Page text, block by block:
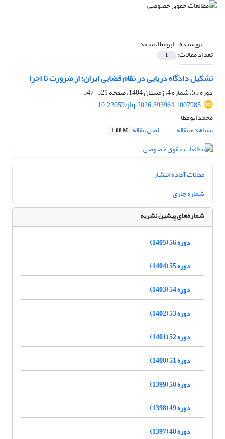
نویسنده =ابوعطا، محمد
تعداد مقالات: 1
تشکیل دادگاه دریایی در نظام قضایی ایران؛ از ضرورت تا اجرا
دوره 55، شماره 4، زمستان 1404، صفحه
521-547
10.22059/jlq.2026.393964.1007985
محمد ابوعطا
مشاهده مقاله
اصل مقاله 1.08 M
مقالات آماده انتشار
شماره جاری
شماره‌های پیشین نشریه
دوره 56 (1405)
دوره 55 (1404)
دوره 54 (1403)
دوره 53 (1402)
دوره 52 (1401)
دوره 51 (1400)
دوره 50 (1399)
دوره 49 (1398)
دوره 48 (1397)